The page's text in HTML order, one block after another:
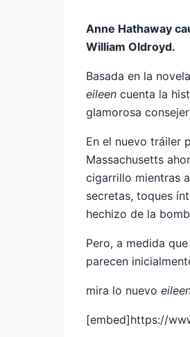
Anne Hathaway
William Oldroyd.
Basada en la
eileen cuenta la
glamorosa
En el nuevo tráiler
Massachusetts
cigarrillo mientras
secretas, toques
hechizo de la
Pero, a medida
parecen
mira lo nuevo
[embed]https://